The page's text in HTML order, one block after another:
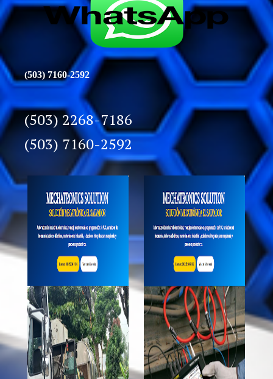
(503) 7160-2592
(503) 2268-7186
(503) 7160-2592